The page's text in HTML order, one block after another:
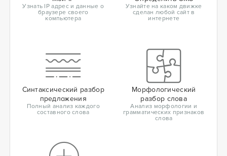
Узнать IP адрес и данные о
браузере своего
компьютера
Узнайте на каком движке
сделан любой сайт в
интернете
Синтаксический разбор
предложения
Полный анализ каждого
составного слова
Морфологический
разбор слова
Анализ морфологии и
грамматических признаков
слова